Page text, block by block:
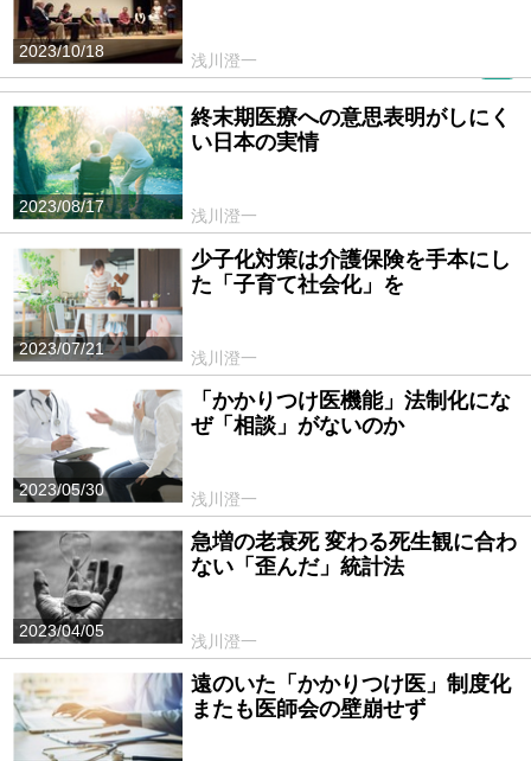
2023/10/18
浅川澄一
2023/08/17
終末期医療への意思表明がしにく
い日本の実情
浅川澄一
2023/07/21
少子化対策は介護保険を手本にし
た「子育て社会化」を
浅川澄一
2023/05/30
「かかりつけ医機能」法制化にな
ぜ「相談」がないのか
浅川澄一
2023/04/05
急増の老衰死 変わる死生観に合わ
ない「歪んだ」統計法
浅川澄一
遠のいた「かかりつけ医」制度化
またも医師会の壁崩せず